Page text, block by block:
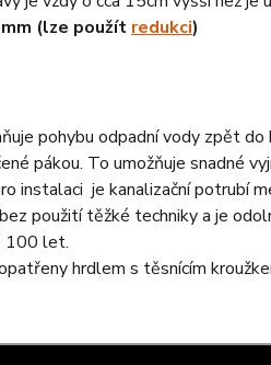
(lze použít redukci)
pohybu odpadní vody zpět
pákou. To umožňuje snadné
instalaci je kanalizační potrubí
použití těžké techniky a je
100 let.
hrdlem s těsnícím